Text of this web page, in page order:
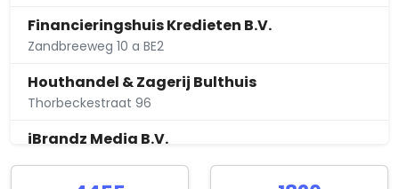
Financieringshuis Kredieten B.V.
Zandbreeweg 10 a BE2
Houthandel & Zagerij Bulthuis
Thorbeckestraat 96
iBrandz Media B.V.